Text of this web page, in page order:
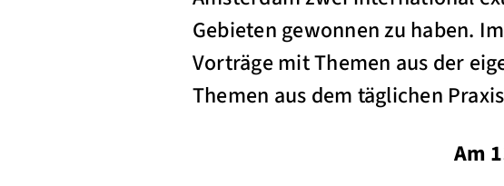
Gebieten gewonnen zu haben.
Vorträge mit Themen aus der
Themen aus dem täglichen
Am